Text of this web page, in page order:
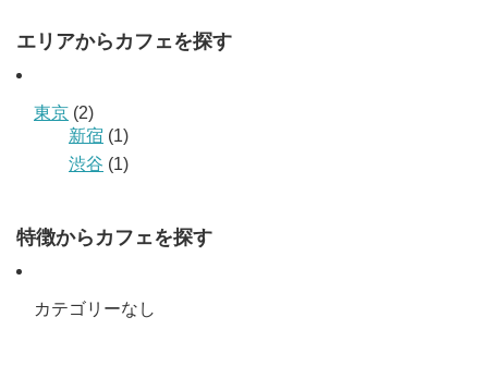
エリアからカフェを探す
東京 (2)
新宿 (1)
渋谷 (1)
特徴からカフェを探す
カテゴリーなし